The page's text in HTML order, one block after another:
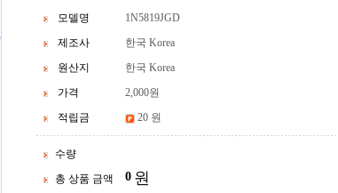
모델명
1N5819JGD
제조사
한국 Korea
원산지
한국 Korea
가격
2,000원
적립금
20 원
수량
총 상품 금액
0 원